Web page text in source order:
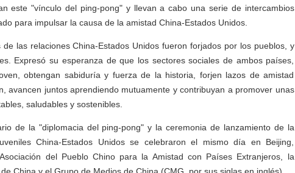
este "vínculo del ping-pong" y llevan a cabo una serie de intercambios
para impulsar la causa de la amistad China-Estados Unidos.
las relaciones China-Estados Unidos fueron forjados por los pueblos, y
Expresó su esperanza de que los sectores sociales de ambos países,
obtengan sabiduría y fuerza de la historia, forjen lazos de amistad
avancen juntos aprendiendo mutuamente y contribuyan a promover unas
saludables y sostenibles.
de la "diplomacia del ping-pong" y la ceremonia de lanzamiento de la
China-Estados Unidos se celebraron el mismo día en Beijing,
del Pueblo Chino para la Amistad con Países Extranjeros, la